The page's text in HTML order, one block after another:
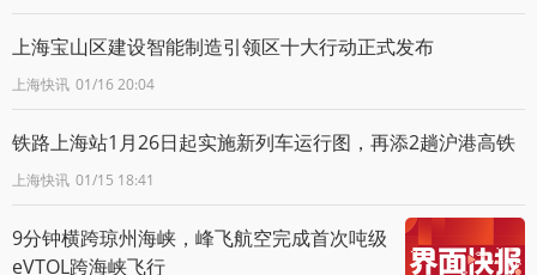
上海宝山区建设智能制造引领区十大行动正式发布
上海快讯 01/16 20:04
铁路上海站1月26日起实施新列车运行图，再添2趟沪港高铁
上海快讯 01/15 18:41
9分钟横跨琼州海峡，峰飞航空完成首次吨级
eVTOL跨海峡飞行